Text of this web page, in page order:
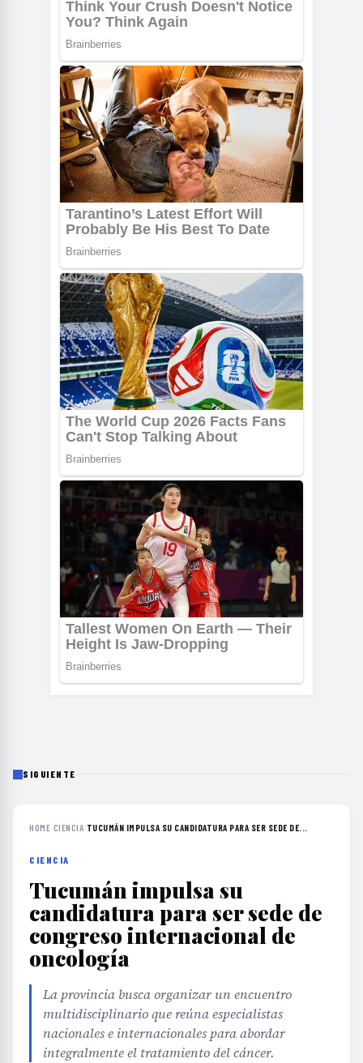
SIGUIENTE
HOME›CIENCIA› TUCUMÁN IMPULSA SU CANDIDATURA PARA SER SEDE DE...
CIENCIA
Tucumán impulsa su
candidatura para ser sede de
congreso internacional de
oncología
La provincia busca organizar un encuentro
multidisciplinario que reúna especialistas
nacionales e internacionales para abordar
integralmente el tratamiento del cáncer.